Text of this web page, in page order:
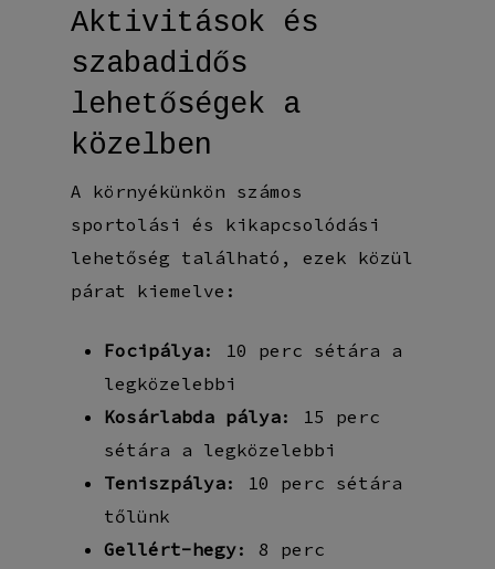
Aktivitások és
szabadidős
lehetőségek a
közelben
A környékünkön számos
sportolási és kikapcsolódási
lehetőség található, ezek közül
párat kiemelve:
Focipálya: 10 perc sétára a
legközelebbi
Kosárlabda pálya: 15 perc
sétára a legközelebbi
Teniszpálya: 10 perc sétára
tőlünk
Gellért-hegy: 8 perc